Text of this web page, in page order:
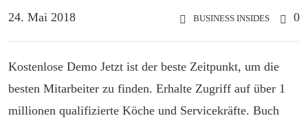
24. Mai 2018 BUSINESS INSIDES 0
Kostenlose Demo Jetzt ist der beste Zeitpunkt, um die
besten Mitarbeiter zu finden. Erhalte Zugriff auf über 1
millionen qualifizierte Köche und Servicekräfte. Buch